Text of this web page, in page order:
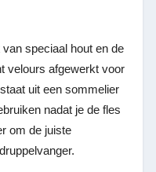
speciaal hout en de
velours afgewerkt voor
uit een sommelier
nadat je de fles
om de juiste